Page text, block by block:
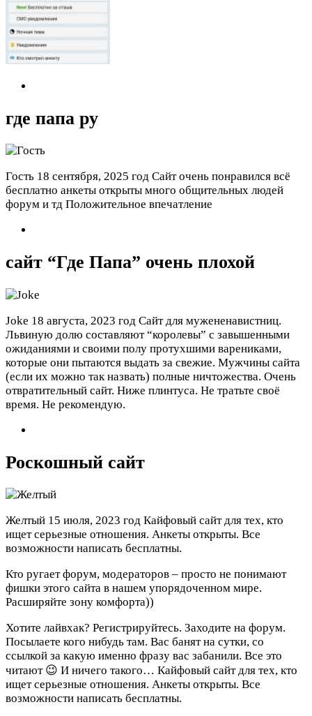
где папа ру
Гость 18 сентября, 2025 год Сайт очень понравился всё
бесплатно анкеты открыты много общительных людей
форум и тд Положительное впечатление
сайт “Где Папа” очень плохой
Joke 18 августа, 2023 год Сайт для мужененавистниц.
Львиную долю составляют “королевы” с завышенными
ожиданиями и своими полу протухшими варениками,
которые они пытаются выдать за свежие. Мужчины сайта
(если их можно так назвать) полные ничтожества. Очень
отвратительный сайт. Ниже плинтуса. Не тратьте своё
время. Не рекомендую.
Роскошный сайт
Желтый 15 июля, 2023 год Кайфовый сайт для тех, кто
ищет серьезные отношения. Анкеты открыты. Все
возможности написать бесплатны.
Кто ругает форум, модераторов – просто не понимают
фишки этого сайта в нашем упорядоченном мире.
Расширяйте зону комфорта))
Хотите лайвхак? Регистрируйтесь. Заходите на форум.
Посылаете кого нибудь там. Вас банят на сутки, со
ссылкой за какую именно фразу вас забанили. Все это
читают 😉 И ничего такого… Кайфовый сайт для тех, кто
ищет серьезные отношения. Анкеты открыты. Все
возможности написать бесплатны.